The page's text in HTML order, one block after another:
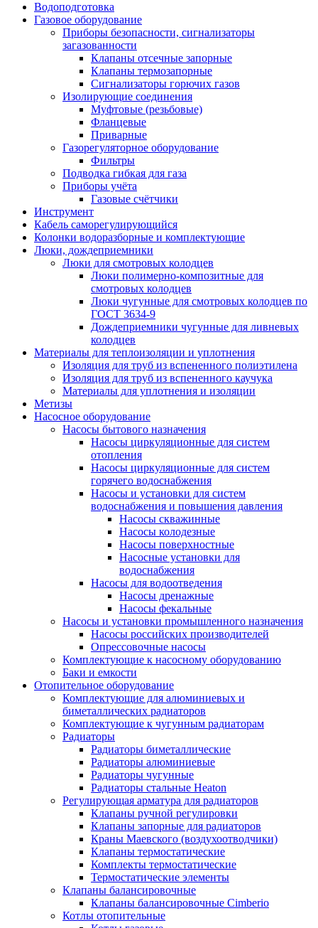
Водоподготовка
Газовое оборудование
Приборы безопасности, сигнализаторы
загазованности
Клапаны отсечные запорные
Клапаны термозапорные
Сигнализаторы горючих газов
Изолирующие соединения
Муфтовые (резьбовые)
Фланцевые
Приварные
Газорегуляторное оборудование
Фильтры
Подводка гибкая для газа
Приборы учёта
Газовые счётчики
Инструмент
Кабель саморегулирующийся
Колонки водоразборные и комплектующие
Люки, дождеприемники
Люки для смотровых колодцев
Люки полимерно-композитные для
смотровых колодцев
Люки чугунные для смотровых колодцев по
ГОСТ 3634-9
Дождеприемники чугунные для ливневых
колодцев
Материалы для теплоизоляции и уплотнения
Изоляция для труб из вспененного полиэтилена
Изоляция для труб из вспененного каучука
Материалы для уплотнения и изоляции
Метизы
Насосное оборудование
Насосы бытового назначения
Насосы циркуляционные для систем
отопления
Насосы циркуляционные для систем
горячего водоснабжения
Насосы и установки для систем
водоснабжения и повышения давления
Насосы скважинные
Насосы колодезные
Насосы поверхностные
Насосные установки для
водоснабжения
Насосы для водоотведения
Насосы дренажные
Насосы фекальные
Насосы и установки промышленного назначения
Насосы российских производителей
Опрессовочные насосы
Комплектующие к насосному оборудованию
Баки и емкости
Отопительное оборудование
Комплектующие для алюминиевых и
биметаллических радиаторов
Комплектующие к чугунным радиаторам
Радиаторы
Радиаторы биметаллические
Радиаторы алюминиевые
Радиаторы чугунные
Радиаторы стальные Heaton
Регулирующая арматура для радиаторов
Клапаны ручной регулировки
Клапаны запорные для радиаторов
Краны Маевского (воздухоотводчики)
Клапаны термостатические
Комплекты термостатические
Термостатические элементы
Клапаны балансировочные
Клапаны балансировочные Cimberio
Котлы отопительные